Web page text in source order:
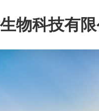
物科技有